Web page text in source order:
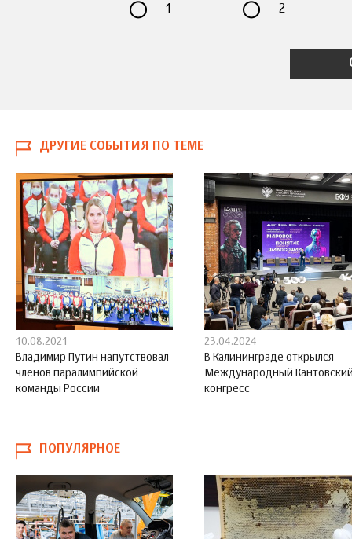
1 2
ДРУГИЕ СОБЫТИЯ ПО ТЕМЕ
10.08.2021
Владимир Путин напутствовал
членов паралимпийской
команды России
23.04.2024
В Калининграде открылся
Международный
конгресс
ПОПУЛЯРНОЕ